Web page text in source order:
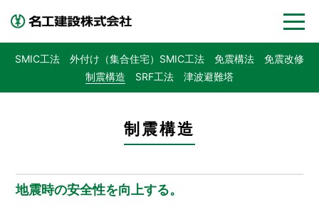
SMIC工法 外付け（集合住宅）SMIC工法 免震構法
免震改修
制震構造
SRF工法 津波避難塔
制震構造
地震時の安全性を向上する。